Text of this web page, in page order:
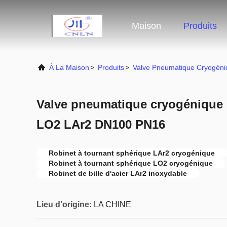
Maison Produits
À La Maison> Produits> Valve Pneumatique
Valve pneumatique
LO2 LAr2 DN100 PN16
Robinet à tournant sphérique LAr2 cryogénique
Robinet à tournant sphérique LO2 cryogénique
Robinet de bille d'acier LAr2 inoxydable
Lieu d'origine: LA CHINE